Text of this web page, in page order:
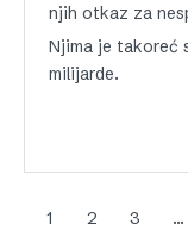
njih otkaz za
Njima je takoreć
milijarde.
1 2 3 …